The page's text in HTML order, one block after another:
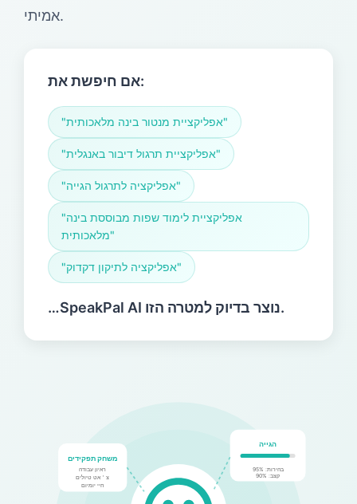
אמיתי.
אם חיפשת את:
"אפליקציית מנטור בינה מלאכותית"
"אפליקציית תרגול דיבור באנגלית"
"אפליקציה לתרגול הגייה"
"אפליקציית לימוד שפות מבוססת בינה
מלאכותית"
"אפליקציה לתיקון דקדוק"
…SpeakPal AI נוצר בדיוק למטרה הזו.
משחק תפקידים
ראיון עבודה
צ＇אט טיולים
חיי יומיום
הגייה
בהירות: 95%
קצב: 90%